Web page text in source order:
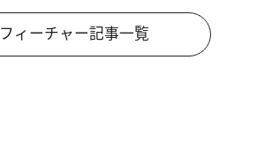
フィーチャー記事一覧